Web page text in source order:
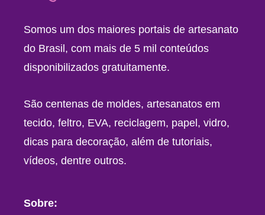
Somos um dos maiores portais de artesanato
do Brasil, com mais de 5 mil conteúdos
disponibilizados gratuitamente.
São centenas de moldes, artesanatos em
tecido, feltro, EVA, reciclagem, papel, vidro,
dicas para decoração, além de tutoriais,
vídeos, dentre outros.
Sobre: